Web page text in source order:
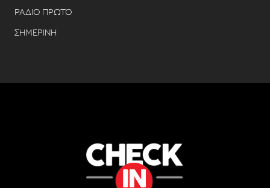
ΡΑΔΙΟ ΠΡΩΤΟ
ΣΗΜΕΡΙΝΗ